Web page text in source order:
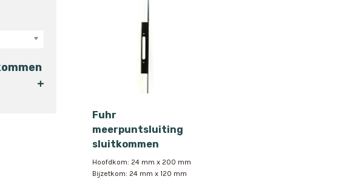
Fuhr
meerpuntsluiting
sluitkommen
Hoofdkom: 24 mm x 200 mm
Bijzetkom: 24 mm x 120 mm
+